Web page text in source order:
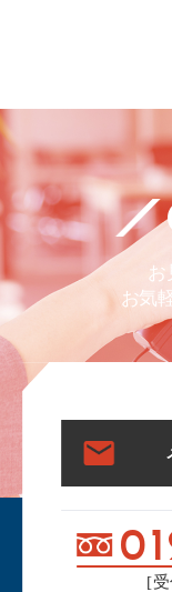
お
お気
[